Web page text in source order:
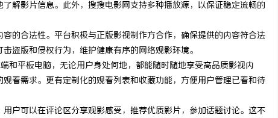
解影片信息。此外，搜搜电影网支持多种播放源，以保证稳定流畅的
的合法性。平台积极与正版影视制作方合作，确保提供的内容符合法
盗版和侵权行为，维护健康有序的网络观影环境。
和平板电脑，无论用户身处何地，都能随时随地享受高品质影视内
看需求。更有定制化的观看列表和收藏功能，方便用户管理已看和待
户可以在评论区分享观影感受，推荐优质影片，参加话题讨论。这不